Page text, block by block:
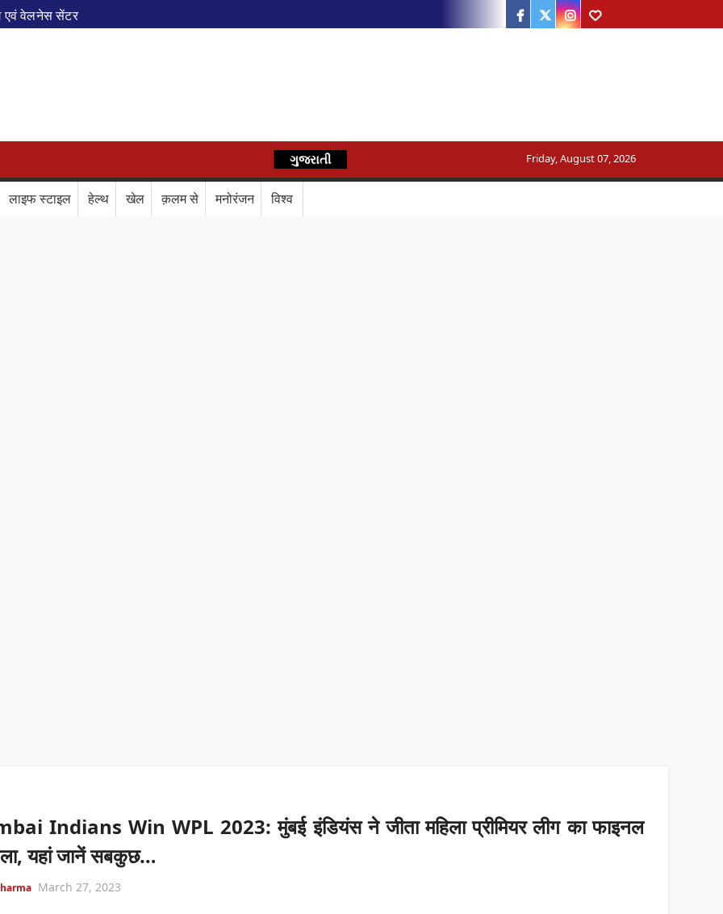
एवं वेलनेस सेंटर
Train Route Diversion: अहमदाबाद–दरभंगा स्पेशल ट्रेन का मार्ग बदला
डिजिटल कवच
BPCL Ethanol Case: इथेनॉल आवंटन विवाद पर सरकार का जवाब
Facebook
Twitter
Instagram
Youtube
हिन्दी
ગુજરાતી Friday, August 07, 2026
लाइफ स्टाइल हेल्थ खेल क़लम से मनोरंजन विश्व
Indians Win WPL 2023: मुंबई इंडियंस ने जीता महिला प्रीमियर लीग का फाइनल
यहां जानें सबकुछ…
March 27, 2023